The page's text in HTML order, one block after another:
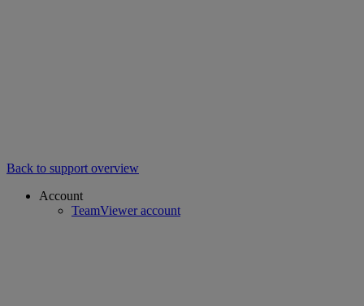
Back to support overview
Account
TeamViewer account